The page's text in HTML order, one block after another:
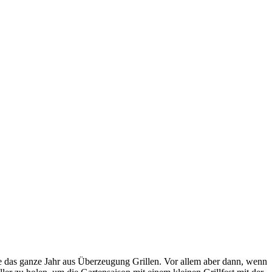
ganze Jahr aus Überzeugung Grillen. Vor allem aber dann, wenn